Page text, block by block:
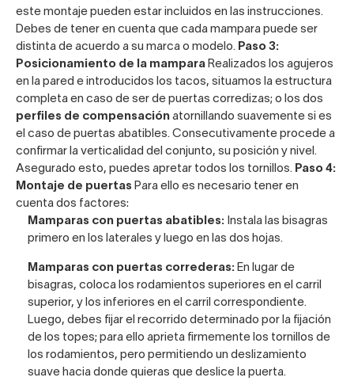
este montaje pueden estar incluidos en las instrucciones.
Debes de tener en cuenta que cada mampara puede ser
distinta de acuerdo a su marca o modelo. Paso 3:
Posicionamiento de la mampara Realizados los agujeros
en la pared e introducidos los tacos, situamos la estructura
completa en caso de ser de puertas corredizas; o los dos
perfiles de compensación atornillando suavemente si es
el caso de puertas abatibles. Consecutivamente procede a
confirmar la verticalidad del conjunto, su posición y nivel.
Asegurado esto, puedes apretar todos los tornillos. Paso 4:
Montaje de puertas Para ello es necesario tener en
cuenta dos factores:
Mamparas con puertas abatibles: Instala las bisagras
primero en los laterales y luego en las dos hojas.
Mamparas con puertas correderas: En lugar de
bisagras, coloca los rodamientos superiores en el carril
superior, y los inferiores en el carril correspondiente.
Luego, debes fijar el recorrido determinado por la fijación
de los topes; para ello aprieta firmemente los tornillos de
los rodamientos, pero permitiendo un deslizamiento
suave hacia donde quieras que deslice la puerta.